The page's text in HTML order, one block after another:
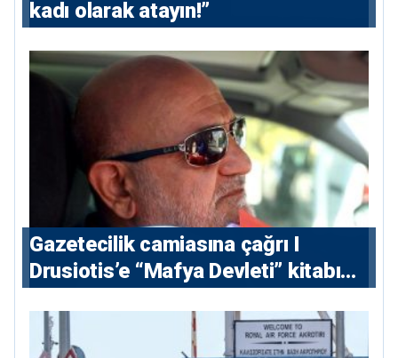
kadı olarak atayın!”
Gazetecilik camiasına çağrı I
⁠Drusiotis’e “Mafya Devleti” kitabı